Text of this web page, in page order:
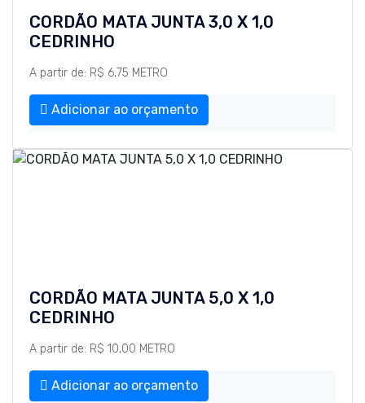
CORDÃO MATA JUNTA 3,0 X 1,0
CEDRINHO
A partir de: R$ 6,75 METRO
Adicionar ao orçamento
CORDÃO MATA JUNTA 5,0 X 1,0
CEDRINHO
A partir de: R$ 10,00 METRO
Adicionar ao orçamento